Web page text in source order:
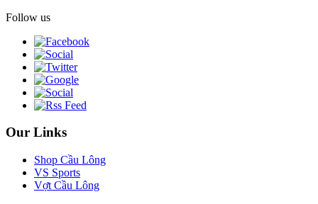
Follow us
Our Links
Shop Cầu Lông
VS Sports
Vợt Cầu Lông